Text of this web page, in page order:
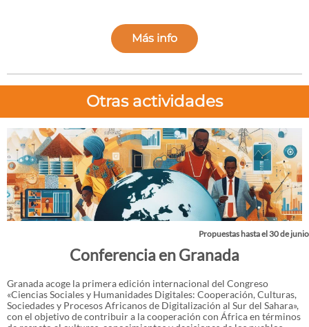
Más info
Otras actividades
Propuestas hasta el 30 de junio
Conferencia en Granada
Granada acoge la primera edición internacional del Congreso
«Ciencias Sociales y Humanidades Digitales: Cooperación, Culturas,
Sociedades y Procesos Africanos de Digitalización al Sur del Sahara»,
con el objetivo de contribuir a la cooperación con África en términos